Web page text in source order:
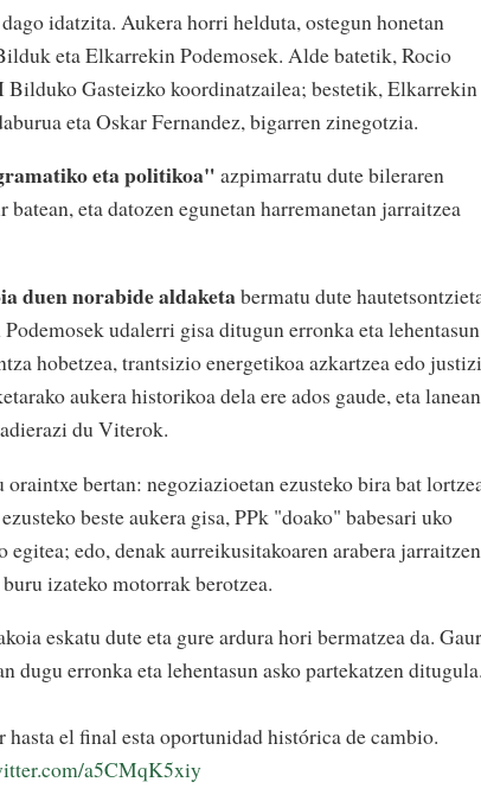
idatzita. Aukera horri helduta, ostegun honetan
eta Elkarrekin Podemosek. Alde batetik, Rocio
Gasteizko koordinatzailea; bestetik, Elkarrekin
eta Oskar Fernandez, bigarren zinegotzia.
eta politikoa" azpimarratu dute bileraren
eta datozen egunetan harremanetan jarraitzea
duen norabide aldaketabermatu dute
udalerri gisa ditugun erronka eta lehentasun
hobetzea, trantsizio energetikoa azkartzea edo
aukera historikoa dela ere ados gaude, eta lanean
du Viterok.
oraintxe bertan: negoziazioetan ezusteko bira bat
beste aukera gisa, PPk "doako" babesari uko
edo, denak aurreikusitakoaren arabera jarraitzen
izateko motorrak berotzea.
eskatu dute eta gure ardura hori bermatzea da. Gaur
dugu erronka eta lehentasun asko partekatzen
el final esta oportunidad histórica de cambio.
a5CMqK5xiy